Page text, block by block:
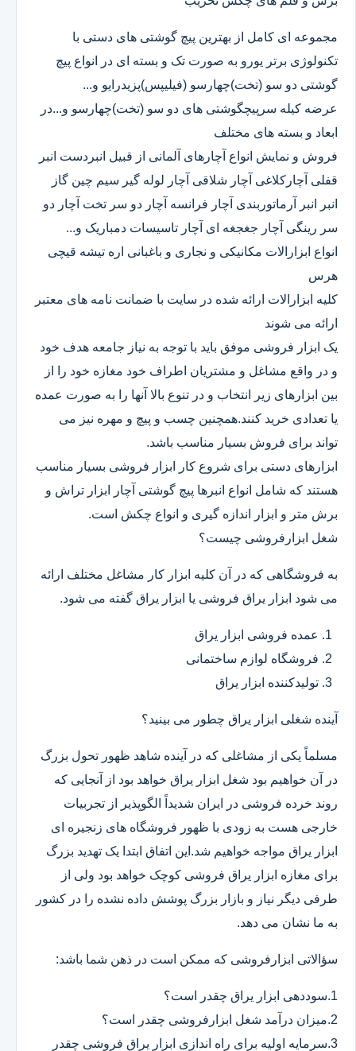
مجموعه ای کامل از بهترین پیچ گوشتی های دستی با
تکنولوژی برتر یورو به صورت تک و بسته ای در انواع پیچ
گوشتی دو سو (تخت)چهارسو (فیلیپس)پزیدرایو و...
عرضه کیله سرپیچگوشتی های دو سو (تخت)چهارسو و...در
ابعاد و بسته های مختلف
فروش و نمایش انواع آچارهای آلمانی از قبیل انبردست انبر
قفلی آچارکلاغی آچار شلاقی آچار لوله گیر سیم چین گاز
انبر انبر آرماتوربندی آچار فرانسه آچار دو سر تخت آچار دو
سر رینگی آچار جغجغه ای آچار تاسیسات دمباریک و...
انواع ابزارالات مکانیکی و نجاری و باغبانی اره تیشه قیچی
هرس
کلیه ابزارالات ارائه شده در سایت با ضمانت نامه های معتبر
ارائه می شوند
یک ابزار فروشی موفق باید با توجه به نیاز جامعه هدف خود
و در واقع مشاغل و مشتریان اطراف خود مغازه خود را از
بین ابزارهای زیر انتخاب و در تنوع بالا آنها را به صورت عمده
یا تعدادی خرید کنند.همچنین چسب و پیچ و مهره نیز می
تواند برای فروش بسیار مناسب باشد.
ابزارهای دستی برای شروع کار ابزار فروشی بسیار مناسب
هستند که شامل انواع انبرها پیچ گوشتی آچار ابزار تراش و
برش متر و ابزار اندازه گیری و انواع چکش است.
شغل ابزارفروشی چیست؟
به فروشگاهی که در آن کلیه ابزار کار مشاغل مختلف ارائه
می شود ابزار یراق فروشی یا ابزار یراق گفته می شود.
عمده فروشی ابزار یراق
فروشگاه لوازم ساختمانی
تولیدکننده ابزار یراق
آینده شغلی ابزار یراق چطور می بینید؟
مسلماً یکی از مشاغلی که در آینده شاهد ظهور تحول بزرگ
در آن خواهیم بود شغل ابزار یراق خواهد بود از آنجایی که
روند خرده فروشی در ایران شدیداً الگوپذیر از تجربیات
خارجی هست به زودی با ظهور فروشگاه های زنجیره ای
ابزار یراق مواجه خواهیم شد.این اتفاق ابتدا یک تهدید بزرگ
برای مغازه ابزار یراق فروشی کوچک خواهد بود ولی از
طرفی دیگر نیاز و بازار بزرگ پوشش داده نشده را در کشور
به ما نشان می دهد.
سؤالاتی ابزارفروشی که ممکن است در ذهن شما باشد:
1.سوددهی ابزار یراق چقدر است؟
2.میزان درآمد شغل ابزارفروشی چقدر است؟
3.سرمایه اولیه برای راه اندازی ابزار یراق فروشی چقدر